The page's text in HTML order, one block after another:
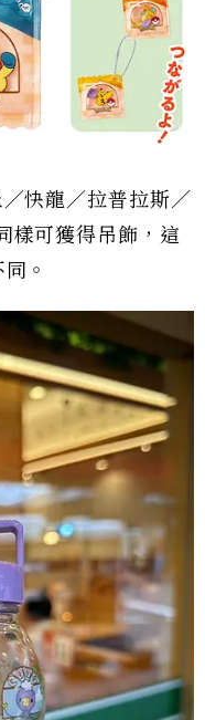
快龍／拉普拉斯／
樣可獲得吊飾，這
。